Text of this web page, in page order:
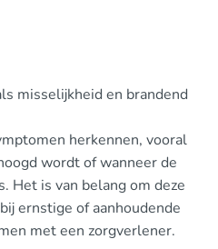
misselijkheid en brandend
herkennen, vooral
wordt of wanneer de
Het is van belang om deze
ernstige of aanhoudende
met een zorgverlener.